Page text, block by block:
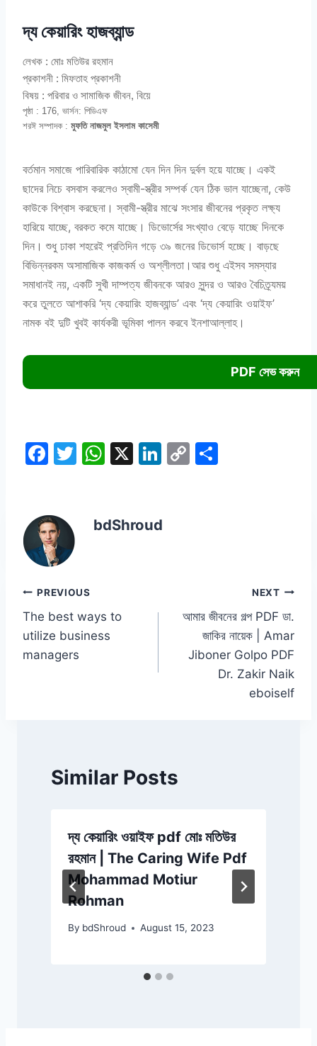
দ্য কেয়ারিং হাজব্যান্ড
লেখক : মোঃ মতিউর রহমান
প্রকাশনী : মিফতাহ প্রকাশনী
বিষয় : পরিবার ও সামাজিক জীবন, বিয়ে
পৃষ্ঠা : 176, ভার্সন: পিডিএফ
শরঈ সম্পাদক : মুফতি নাজমুল ইসলাম কাসেমী
বর্তমান সমাজে পারিবারিক কাঠামো যেন দিন দিন দুর্বল হয়ে যাচ্ছে। একই
ছাদের নিচে বসবাস করলেও স্বামী-স্ত্রীর সম্পর্ক যেন ঠিক ভাল যাচ্ছেনা, কেউ
কাউকে বিশ্বাস করছেনা। স্বামী-স্ত্রীর মাঝে সংসার জীবনের প্রকৃত লক্ষ্য
হারিয়ে যাচ্ছে, বরকত কমে যাচ্ছে। ডিভোর্সের সংখ্যাও বেড়ে যাচ্ছে দিনকে
দিন। শুধু ঢাকা শহরেই প্রতিদিন গড়ে ৩৯ জনের ডিভোর্স হচ্ছে। বাড়ছে
বিভিন্নরকম অসামাজিক কাজকর্ম ও অশ্লীলতা।আর শুধু এইসব সমস্যার
সমাধানই নয়, একটি সুখী দাম্পত্য জীবনকে আরও সুন্দর ও আরও বৈচিত্র্যময়
করে তুলতে আশাকরি ‘দ্য কেয়ারিং হাজব্যান্ড’ এবং ‘দ্য কেয়ারিং ওয়াইফ’
নামক বই দুটি খুবই কার্যকরী ভূমিকা পালন করবে ইনশাআল্লাহ।
PDF সেভ করুন
F
e
b
o
o
k
T
er
W
s
X
Li
e
C
bdShroud
Post
navigation
PREVIOUS
The best ways to
utilize business
managers
NEXT
আমার জীবনের গল্প PDF ডা.
জাকির নায়েক | Amar
Jiboner Golpo PDF
Dr. Zakir Naik
eboiself
Similar Posts
দ্য কেয়ারিং ওয়াইফ pdf মোঃ মতিউর
রহমান | The Caring Wife Pdf
Mohammad Motiur
Rohman
By bdShroud August 15, 2023